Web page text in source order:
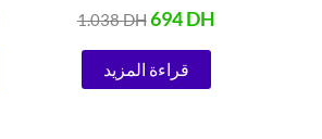
سرعات، 5 لترات
1.038DH694DH
قراءة المزيد